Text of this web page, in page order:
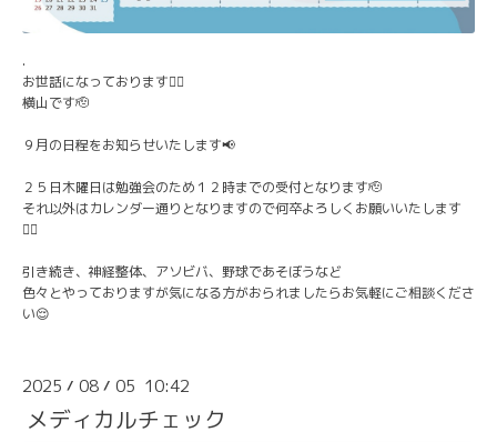
.
お世話になっております🙇‍♂️
横山です🫡
９月の日程をお知らせいたします📢
２５日木曜日は勉強会のため１２時までの受付となります🫡
それ以外はカレンダー通りとなりますので何卒よろしくお願いいたします
🙇‍♂️
引き続き、神経整体、アソビバ、野球であそぼうなど
色々とやっておりますが気になる方がおられましたらお気軽にご相談くださ
い😌
2025 / 08 / 05 10:42
メディカルチェック